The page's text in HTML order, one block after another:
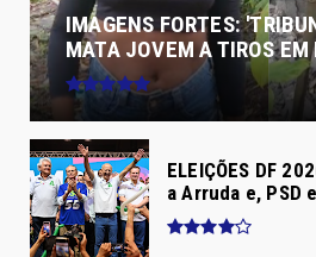
IMAGENS FORTES:
MATA JOVEM A TIROS
ELEIÇÕES DF
a Arruda e, PSD